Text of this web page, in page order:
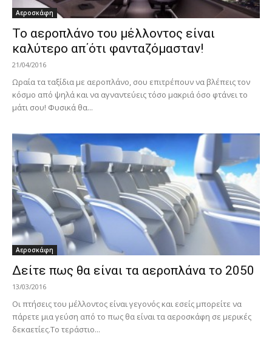
Αεροσκάφη
Το αεροπλάνο του μέλλοντος είναι
καλύτερο απ΄ότι φανταζόμασταν!
21/04/2016
Ωραία τα ταξίδια με αεροπλάνο, σου επιτρέπουν να βλέπεις τον
κόσμο από ψηλά και να αγναντεύεις τόσο μακριά όσο φτάνει το
μάτι σου! Φυσικά θα...
Αεροσκάφη
Δείτε πως θα είναι τα αεροπλάνα το 2050
13/03/2016
Οι πτήσεις του μέλλοντος είναι γεγονός και εσείς μπορείτε να
πάρετε μια γεύση από το πως θα είναι τα αεροσκάφη σε μερικές
δεκαετίες.Το τεράστιο...